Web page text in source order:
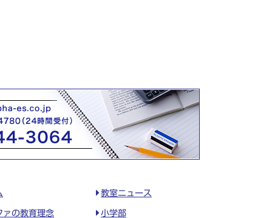
教室ニュース
ァの教育理念 小学部